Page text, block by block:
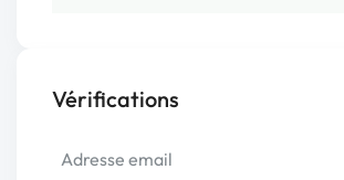
Vérifications
Adresse email